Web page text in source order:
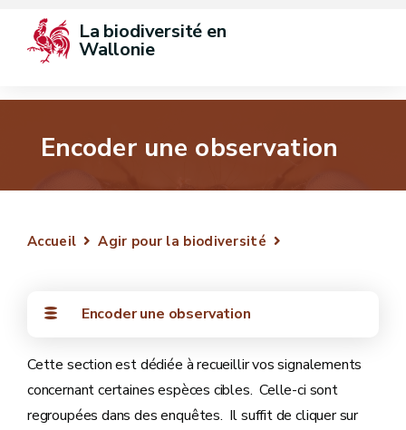
La biodiversité en
Wallonie
Encoder une observation
Accueil Agir pour la biodiversité
Encoder une observation
Cette section est dédiée à recueillir vos signalements
concernant certaines espèces cibles. Celle-ci sont
regroupées dans des enquêtes. Il suffit de cliquer sur